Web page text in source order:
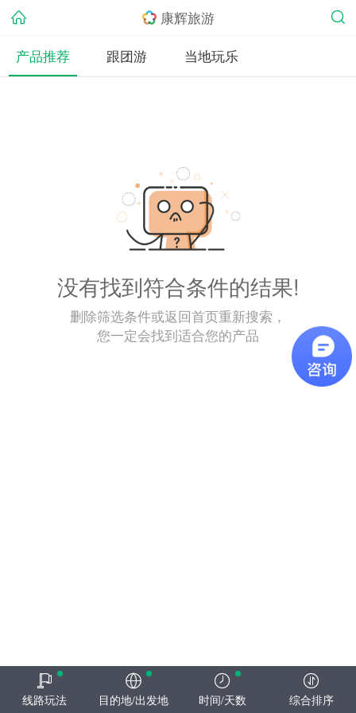
康辉旅游
产品推荐
跟团游 当地玩乐
没有找到符合条件的结果!
删除筛选条件或返回首页重新搜索，
您一定会找到适合您的产品
线路玩法 目的地/出发地 时间/天数 综合排序